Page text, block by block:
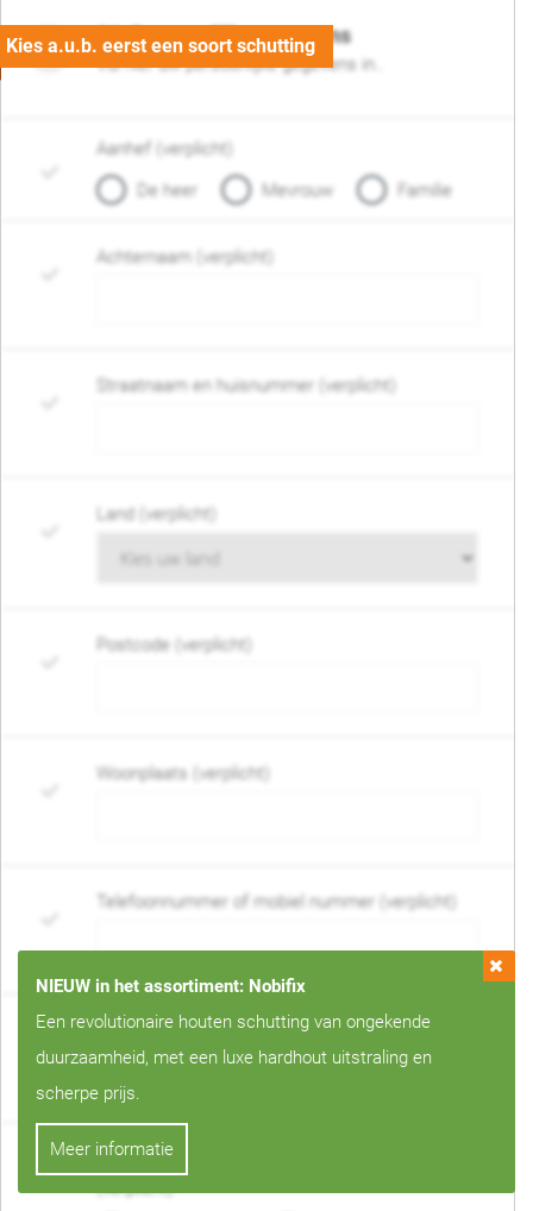
06. Persoonlijke gegevens
Vul hier uw persoonlijke gegevens in..
Aanhef (verplicht)
De heer
Mevrouw Familie
Achternaam (verplicht)
Straatnaam en huisnummer (verplicht)
Land (verplicht)
Postcode (verplicht)
Woonplaats (verplicht)
Telefoonnummer of mobiel nummer (verplicht)
E-mail adres (verplicht)
Wanneer mag de schutting geplaatst worden?
(verplicht)
NIEUW in het assortiment: Nobifix
Een revolutionaire houten schutting van ongekende
duurzaamheid, met een luxe hardhout uitstraling en
scherpe prijs.
Meer informatie